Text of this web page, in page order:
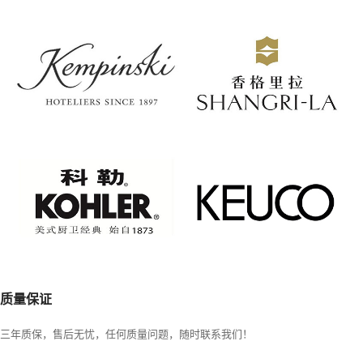
质量保证
三年质保，售后无忧，任何质量问题，随时联系我们！